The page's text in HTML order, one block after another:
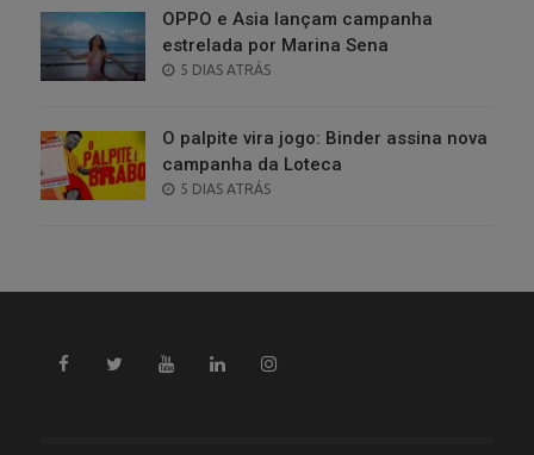
OPPO e Asia lançam campanha
estrelada por Marina Sena
POSTED
5 DIAS ATRÁS
O palpite vira jogo: Binder assina nova
campanha da Loteca
POSTED
5 DIAS ATRÁS